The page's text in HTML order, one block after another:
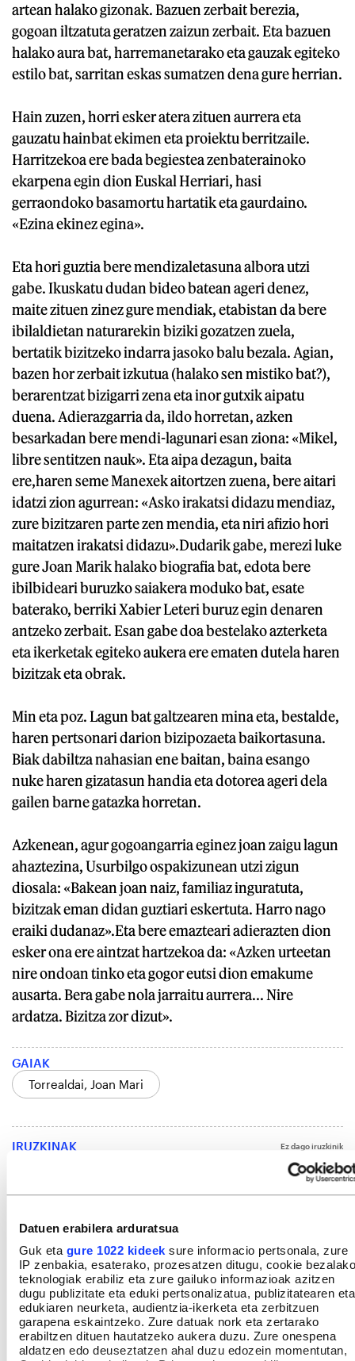
Datuen erabilera arduratsua
Guk eta gure 1022 kideek sure informacio pertsonala, zure
IP zenbakia, esaterako, prozesatzen ditugu, cookie bezalako
teknologiak erabiliz eta zure gailuko informazioak azitzen
dugu publizitate eta eduki pertsonalizatua, publizitatearen eta
edukiaren neurketa, audientzia-ikerketa eta zerbitzuen
garapena eskaintzeko. Zure datuak nork eta zertarako
erabiltzen dituen hautatzeko aukera duzu. Zure onespena
aldatzen edo deuseztatzen ahal duzu edozein momentutan,
artean halako gizonak. Bazuen zerbait berezia,
gogoan iltzatuta geratzen zaizun zerbait. Eta bazuen
halako aura bat, harremanetarako eta gauzak egiteko
estilo bat, sarritan eskas sumatzen dena gure herrian.
Hain zuzen, horri esker atera zituen aurrera eta
gauzatu hainbat ekimen eta proiektu berritzaile.
Harritzekoa ere bada begiestea zenbaterainoko
ekarpena egin dion Euskal Herriari, hasi
gerraondoko basamortu hartatik eta gaurdaino.
«Ezina ekinez egina».
Eta hori guztia bere mendizaletasuna albora utzi
gabe. Ikuskatu dudan bideo batean ageri denez,
maite zituen zinez gure mendiak, etabistan da bere
ibilaldietan naturarekin biziki gozatzen zuela,
bertatik bizitzeko indarra jasoko balu bezala. Agian,
bazen hor zerbait izkutua (halako sen mistiko bat?),
berarentzat bizigarri zena eta inor gutxik aipatu
duena. Adierazgarria da, ildo horretan, azken
besarkadan bere mendi-lagunari esan ziona: «Mikel,
libre sentitzen nauk». Eta aipa dezagun, baita
ere,haren seme Manexek aitortzen zuena, bere aitari
idatzi zion agurrean: «Asko irakatsi didazu mendiaz,
zure bizitzaren parte zen mendia, eta niri afizio hori
maitatzen irakatsi didazu».Dudarik gabe, merezi luke
gure Joan Marik halako biografia bat, edota bere
ibilbideari buruzko saiakera moduko bat, esate
baterako, berriki Xabier Leteri buruz egin denaren
antzeko zerbait. Esan gabe doa bestelako azterketa
eta ikerketak egiteko aukera ere ematen dutela haren
bizitzak eta obrak.
Min eta poz. Lagun bat galtzearen mina eta, bestalde,
haren pertsonari darion bizipozaeta baikortasuna.
Biak dabiltza nahasian ene baitan, baina esango
nuke haren gizatasun handia eta dotorea ageri dela
gailen barne gatazka horretan.
Azkenean, agur gogoangarria eginez joan zaigu lagun
ahaztezina, Usurbilgo ospakizunean utzi zigun
diosala: «Bakean joan naiz, familiaz inguratuta,
bizitzak eman didan guztiari eskertuta. Harro nago
eraiki dudanaz».Eta bere emazteari adierazten dion
esker ona ere aintzat hartzekoa da: «Azken urteetan
nire ondoan tinko eta gogor eutsi dion emakume
ausarta. Bera gabe nola jarraitu aurrera... Nire
ardatza. Bizitza zor dizut».
GAIAK
Torrealdai, Joan Mari
IRUZKINAK Ez dago iruzkinik